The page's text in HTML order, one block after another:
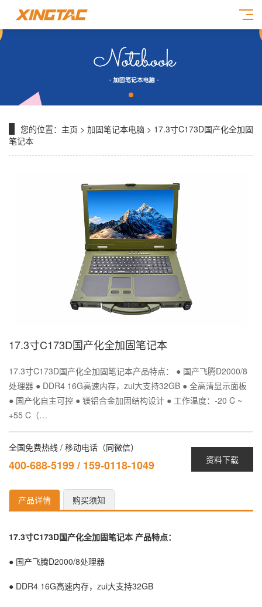
您的位置： 主页 > 加固笔记本电脑 > 17.3寸C173D国产化全加固
笔记本
17.3寸C173D国产化全加固笔记本
17.3寸C173D国产化全加固笔记本产品特点： ● 国产飞腾D2000/8
处理器 ● DDR4 16G高速内存，zui大支持32GB ● 全高清显示面板
● 国产化自主可控 ● 镁铝合金加固结构设计 ● 工作温度：-20 C ~
+55 C（…
资料下载
全国免费热线 / 移动电话（同微信）
400-688-5199 / 159-0118-1049
产品详情 购买须知
17.3寸C173D国产化全加固笔记本 产品特点：
● 国产飞腾D2000/8处理器
● DDR4 16G高速内存，zui大支持32GB